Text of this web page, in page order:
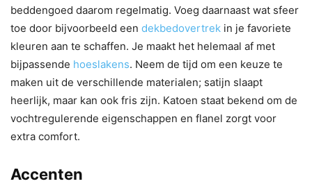
beddengoed daarom regelmatig. Voeg daarnaast wat sfeer
toe door bijvoorbeeld een dekbedovertrek in je favoriete
kleuren aan te schaffen. Je maakt het helemaal af met
bijpassende hoeslakens. Neem de tijd om een keuze te
maken uit de verschillende materialen; satijn slaapt
heerlijk, maar kan ook fris zijn. Katoen staat bekend om de
vochtregulerende eigenschappen en flanel zorgt voor
extra comfort.
Accenten